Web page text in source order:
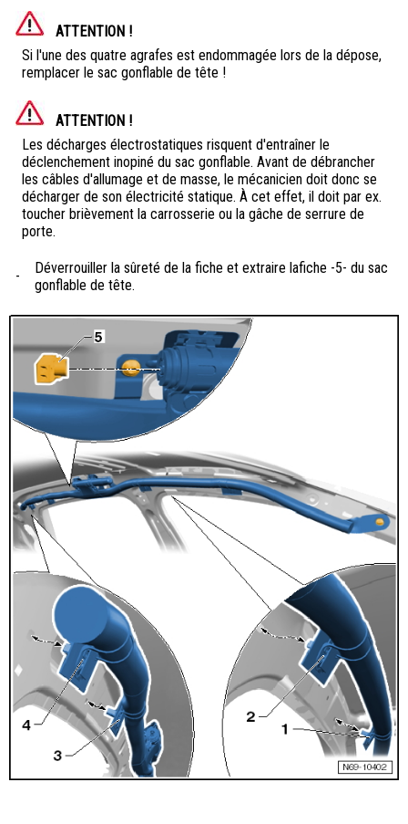
ATTENTION !
Si l'une des quatre agrafes est endommagée lors de la dépose,
remplacer le sac gonflable de tête !
ATTENTION !
Les décharges électrostatiques risquent d'entraîner le
déclenchement inopiné du sac gonflable. Avant de débrancher
les câbles d'allumage et de masse, le mécanicien doit donc se
décharger de son électricité statique. À cet effet, il doit par ex.
toucher brièvement la carrosserie ou la gâche de serrure de
porte.
-
Déverrouiller la sûreté de la fiche et extraire lafiche -5- du sac
gonflable de tête.